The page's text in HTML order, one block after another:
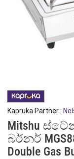
Kapruka Partner :
Mitshu
බර්නර්
Double Gas